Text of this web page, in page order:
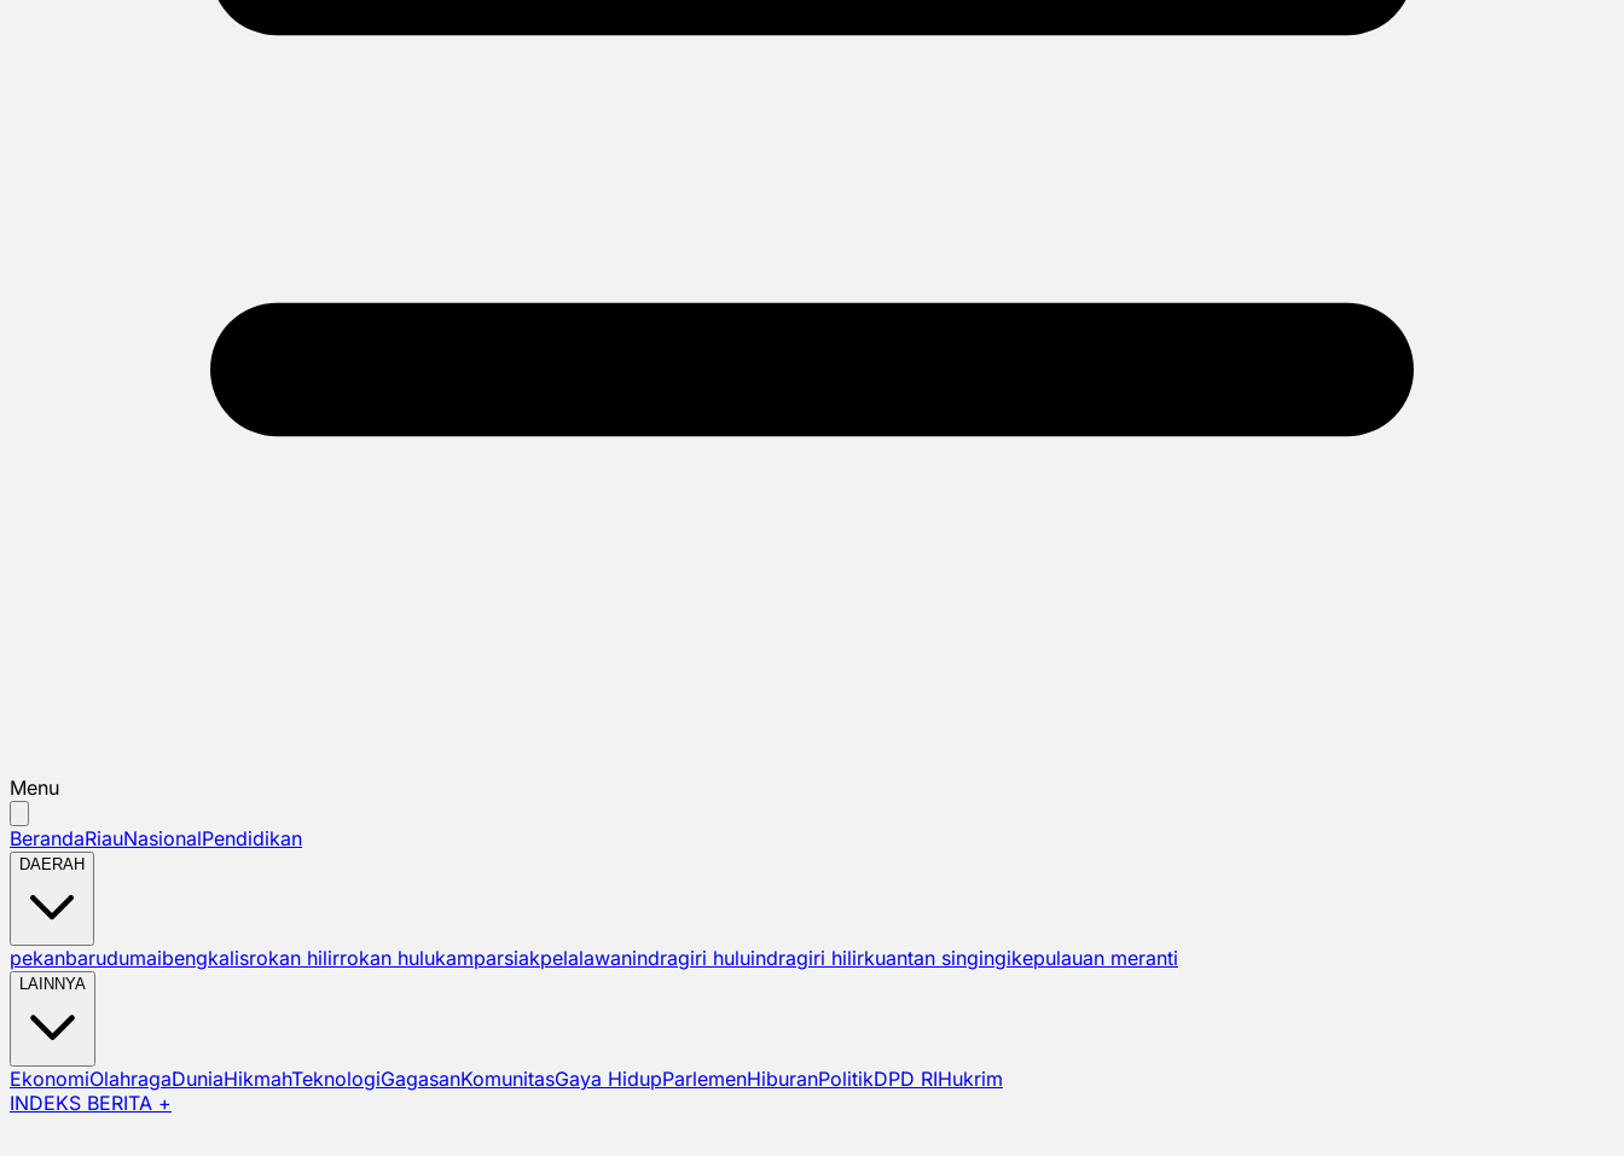
Menu
BerandaRiauNasionalPendidikan
DAERAH
pekanbarudumaibengkalisrokan hilirrokan hulukamparsiakpelalawanindragiri huluindragiri hilirkuantan singingikepulauan meranti
LAINNYA
EkonomiOlahragaDuniaHikmahTeknologiGagasanKomunitasGaya HidupParlemenHiburanPolitikDPD RIHukrim
INDEKS BERITA +